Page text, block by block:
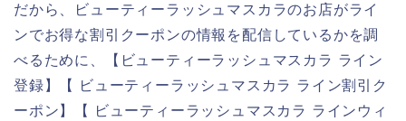
だから、ビューティーラッシュマスカラのお店がライ
ンでお得な割引クーポンの情報を配信しているかを調
べるために、【ビューティーラッシュマスカラ ライン
登録】【 ビューティーラッシュマスカラ ライン割引ク
ーポン】【 ビューティーラッシュマスカラ ラインウィ